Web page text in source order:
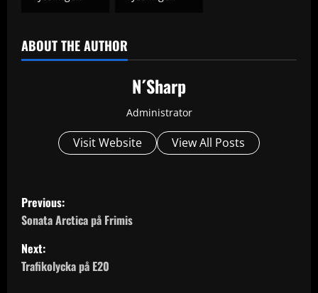
ABOUT THE AUTHOR
N´Sharp
Administrator
Visit Website View All Posts
P
o
s
Previous:
Sonata Arctica på Frimis
Next:
Trafikolycka på E20